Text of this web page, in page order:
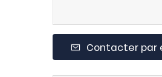
Contacter par